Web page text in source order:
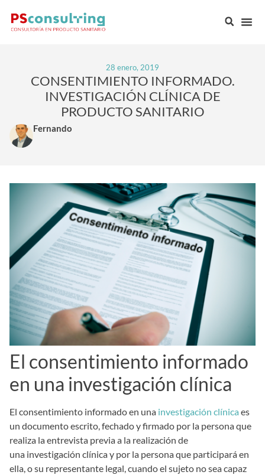
28 enero, 2019
CONSENTIMIENTO INFORMADO.
INVESTIGACIÓN CLÍNICA DE
PRODUCTO SANITARIO
Fernando
El consentimiento informado
en una investigación clínica
El consentimiento informado en una investigación clínica es
un documento escrito, fechado y firmado por la persona que
realiza la entrevista previa a la realización de
una investigación clínica y por la persona que participará en
ella, o su representante legal, cuando el sujeto no sea capaz